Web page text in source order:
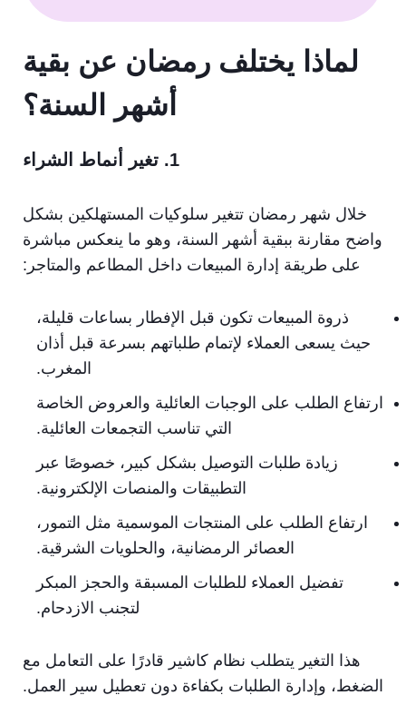
لماذا يختلف رمضان عن بقية
أشهر السنة؟
1. تغير أنماط الشراء
خلال شهر رمضان تتغير سلوكيات المستهلكين بشكل
واضح مقارنة ببقية أشهر السنة، وهو ما ينعكس مباشرة
على طريقة إدارة المبيعات داخل المطاعم والمتاجر:
ذروة المبيعات تكون قبل الإفطار بساعات قليلة،
حيث يسعى العملاء لإتمام طلباتهم بسرعة قبل أذان
المغرب.
ارتفاع الطلب على الوجبات العائلية والعروض الخاصة
التي تناسب التجمعات العائلية.
زيادة طلبات التوصيل بشكل كبير، خصوصًا عبر
التطبيقات والمنصات الإلكترونية.
ارتفاع الطلب على المنتجات الموسمية مثل التمور،
العصائر الرمضانية، والحلويات الشرقية.
تفضيل العملاء للطلبات المسبقة والحجز المبكر
لتجنب الازدحام.
هذا التغير يتطلب نظام كاشير قادرًا على التعامل مع
الضغط، وإدارة الطلبات بكفاءة دون تعطيل سير العمل.